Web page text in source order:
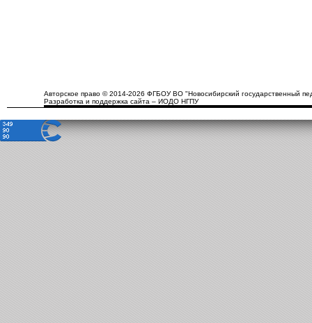
Авторское право © 2014-2026 ФГБОУ ВО "Новосибирский государственный
Разработка и поддержка сайта – ИОДО НГПУ